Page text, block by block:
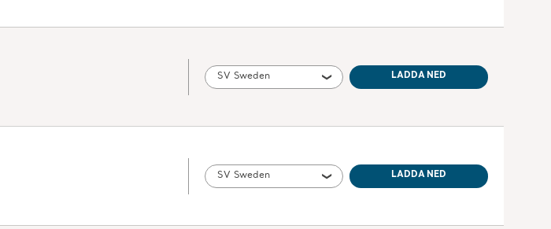
SV Sweden LADDA NED
SV Sweden LADDA NED